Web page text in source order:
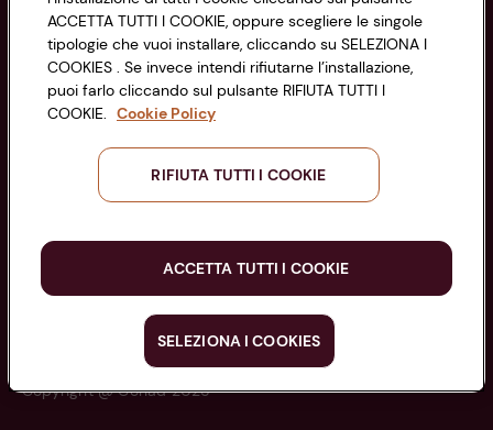
Servizio clienti
Seguici sui Social:
Copyright @ Conad 2025
ACCETTA TUTTI I COOKIE, oppure scegliere le singole
tipologie che vuoi installare, cliccando su SELEZIONA I
COOKIES . Se invece intendi rifiutarne l’installazione,
puoi farlo cliccando sul pulsante RIFIUTA TUTTI I
COOKIE. Cookie Policy
RIFIUTA TUTTI I COOKIE
ACCETTA TUTTI I COOKIE
SELEZIONA I COOKIES